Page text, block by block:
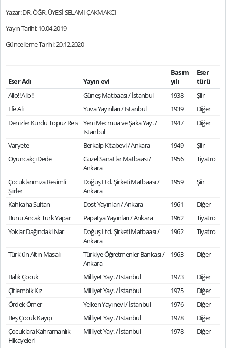
Yazar: DR. ÖĞR. ÜYESİ SELAMI ÇAKMAKCI
Yayın Tarihi: 10.04.2019
Güncelleme Tarihi: 20.12.2020
Eser Adı Yayın evi
Basım
yılı
Eser
türü
Allo!! Allo!!
Güneş Matbaası / İstanbul 1938
Şiir
Efe Ali
Yuva Yayınları / İstanbul 1939
Diğer
Denizler Kurdu Topuz Reis Yeni Mecmua ve Şaka Yay. /
İstanbul
1947 Diğer
Varyete Berkalp Kitabevi / Ankara 1949
Şiir
Oyuncakçı Dede
Güzel Sanatlar Matbaası /
Ankara
1956 Tiyatro
Çocuklarımıza Resimli
Şiirler
Doğuş Ltd. Şirketi Matbaası /
Ankara
1959 Şiir
Kahkaha Sultan Dost Yayınları / Ankara 1961
Diğer
Bunu Ancak Türk Yapar
Papatya Yayınları / Ankara 1962
Tiyatro
Yoklar Dağındaki Nar
Doğuş Ltd. Şirketi Matbaası /
Ankara
1962 Tiyatro
Türk'ün Altın Masalı
Türkiye Öğretmenler Bankası /
Ankara
1963 Diğer
Balık Çocuk Milliyet Yay. / İstanbul 1973
Diğer
Çitlembik Kız
Milliyet Yay. / İstanbul 1975
Diğer
Ördek Ömer
Yelken Yayınevi / İstanbul 1976
Diğer
Beş Çocuk Kayıp
Milliyet Yay. / İstanbul 1978
Diğer
Çocuklara Kahramanlık
Hikayeleri
Milliyet Yay. / İstanbul 1978 Diğer